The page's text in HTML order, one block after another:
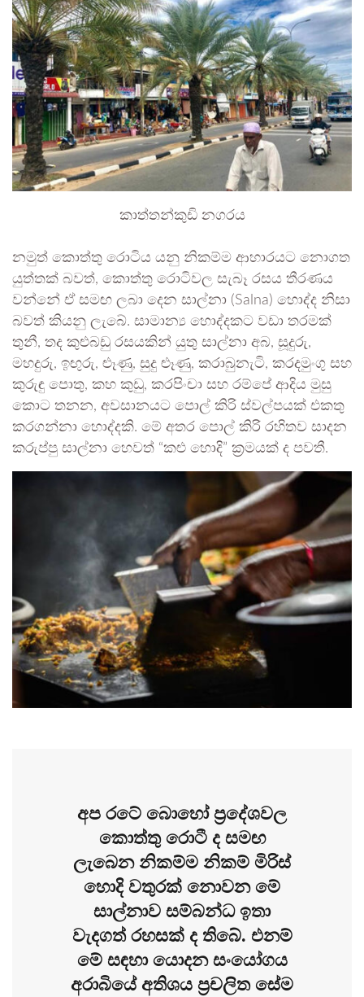
කාත්තන්කුඩි නගරය
නමුත් කොත්තු රොටිය යනු නිකම්ම ආහාරයට නොගත
යුත්තක් බවත්, කොත්තු රොටිවල සැබෑ රසය තීරණය
වන්නේ ඒ සමඟ ලබා දෙන සාල්නා (Salna) හොද්ද නිසා
බවත් කියනු ලැබේ. සාමාන්‍ය හොද්දකට වඩා තරමක්
තුනී, තද කුළුබඩු රසයකින් යුතු සාල්නා අබ, සූදුරු,
මහදුරු, ඉඟුරු, ළූණු, සුදු ළූණු, කරාබුනැටි, කරදමුංගු සහ
කුරුඳු පොතු, කහ කුඩු, කරපිංචා සහ රම්පේ ආදිය මුසු
කොට තනන, අවසානයට පොල් කිරි ස්වල්පයක් එකතු
කරගන්නා හොද්දකි. මේ අතර පොල් කිරි රහිතව සාදන
කරුප්පු සාල්නා හෙවත් “කළු හොදි” ක්‍රමයක් ද පවතී.
අප රටේ බොහෝ ප්‍රදේශවල
කොත්තු රොටී ද සමඟ
ලැබෙන නිකම්ම නිකම් මිරිස්
හොදි වතුරක් නොවන මේ
සාල්නාව සම්බන්ධ ඉතා
වැදගත් රහසක් ද තිබේ. එනම්
මේ සඳහා යොදන සංයෝගය
අරාබියේ අතිශය ප්‍රචලිත සේම